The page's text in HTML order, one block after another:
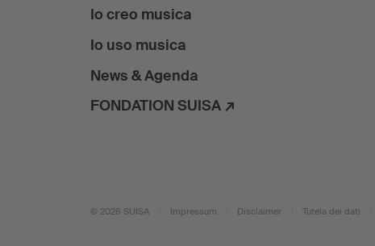
Io creo musica
Io uso musica
News & Agenda
FONDATION SUISA ↗
© 2026 SUISA Impressum Disclaimer Tutela dei dati